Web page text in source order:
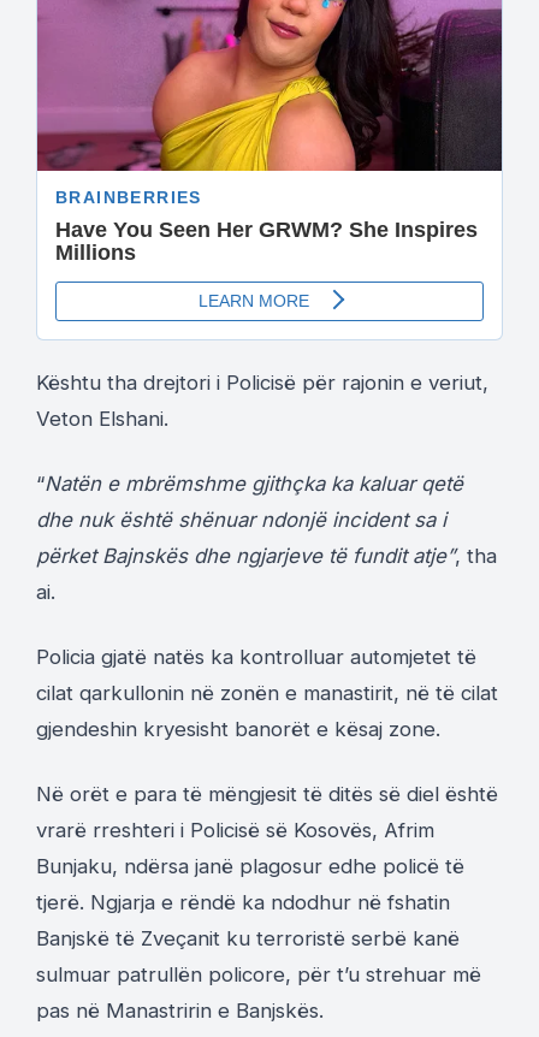
Kështu tha drejtori i Policisë për rajonin e veriut,
Veton Elshani.
“Natën e mbrëmshme gjithçka ka kaluar qetë
dhe nuk është shënuar ndonjë incident sa i
përket Bajnskës dhe ngjarjeve të fundit atje”, tha
ai.
Policia gjatë natës ka kontrolluar automjetet të
cilat qarkullonin në zonën e manastirit, në të cilat
gjendeshin kryesisht banorët e kësaj zone.
Në orët e para të mëngjesit të ditës së diel është
vrarë rreshteri i Policisë së Kosovës, Afrim
Bunjaku, ndërsa janë plagosur edhe policë të
tjerë. Ngjarja e rëndë ka ndodhur në fshatin
Banjskë të Zveçanit ku terroristë serbë kanë
sulmuar patrullën policore, për t’u strehuar më
pas në Manastririn e Banjskës.